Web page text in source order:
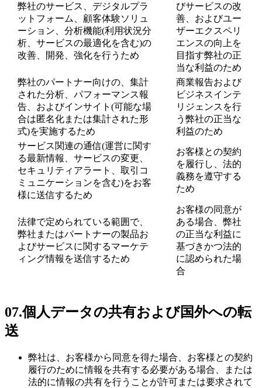
弊社のサービス、デジタルプラ
ットフォーム、顧客体験ソリュ
ーション、分析機能(利用状況分
析、サービスの最適化を含む)の
改善、開発、強化を行うため
びサービスの改
善、およびユー
ザーエクスペリ
エンスの向上を
目指す弊社の正
当な利益のため
弊社のパートナー向けの、集計
された分析、パフォーマンス報
告、およびインサイト(可能な場
合は匿名化または集計された形
式)を実施するため
商業報告および
ビジネスインテ
リジェンスを行
う弊社の正当な
利益のため
サービス関連の通信(運営に関す
る最新情報、サービスの変更、
セキュリティアラート、取引コ
ミュニケーションを含む)をお客
様に送信するため
お客様との契約
を履行し、法的
義務を遵守する
ため
法律で定められている範囲で、
弊社またはパートナーの製品お
よびサービスに関するマーケテ
ィング情報を送信するため
お客様の同意が
ある場合、弊社
の正当な利益に
基づきかつ法的
に認められた場
合
07.個人データの共有および国外への転
送
弊社は、お客様から同意を得た場合、お客様との契約
履行のために情報を共有する必要がある場合、または
法的に情報の共有を行うことが許可または要求されて